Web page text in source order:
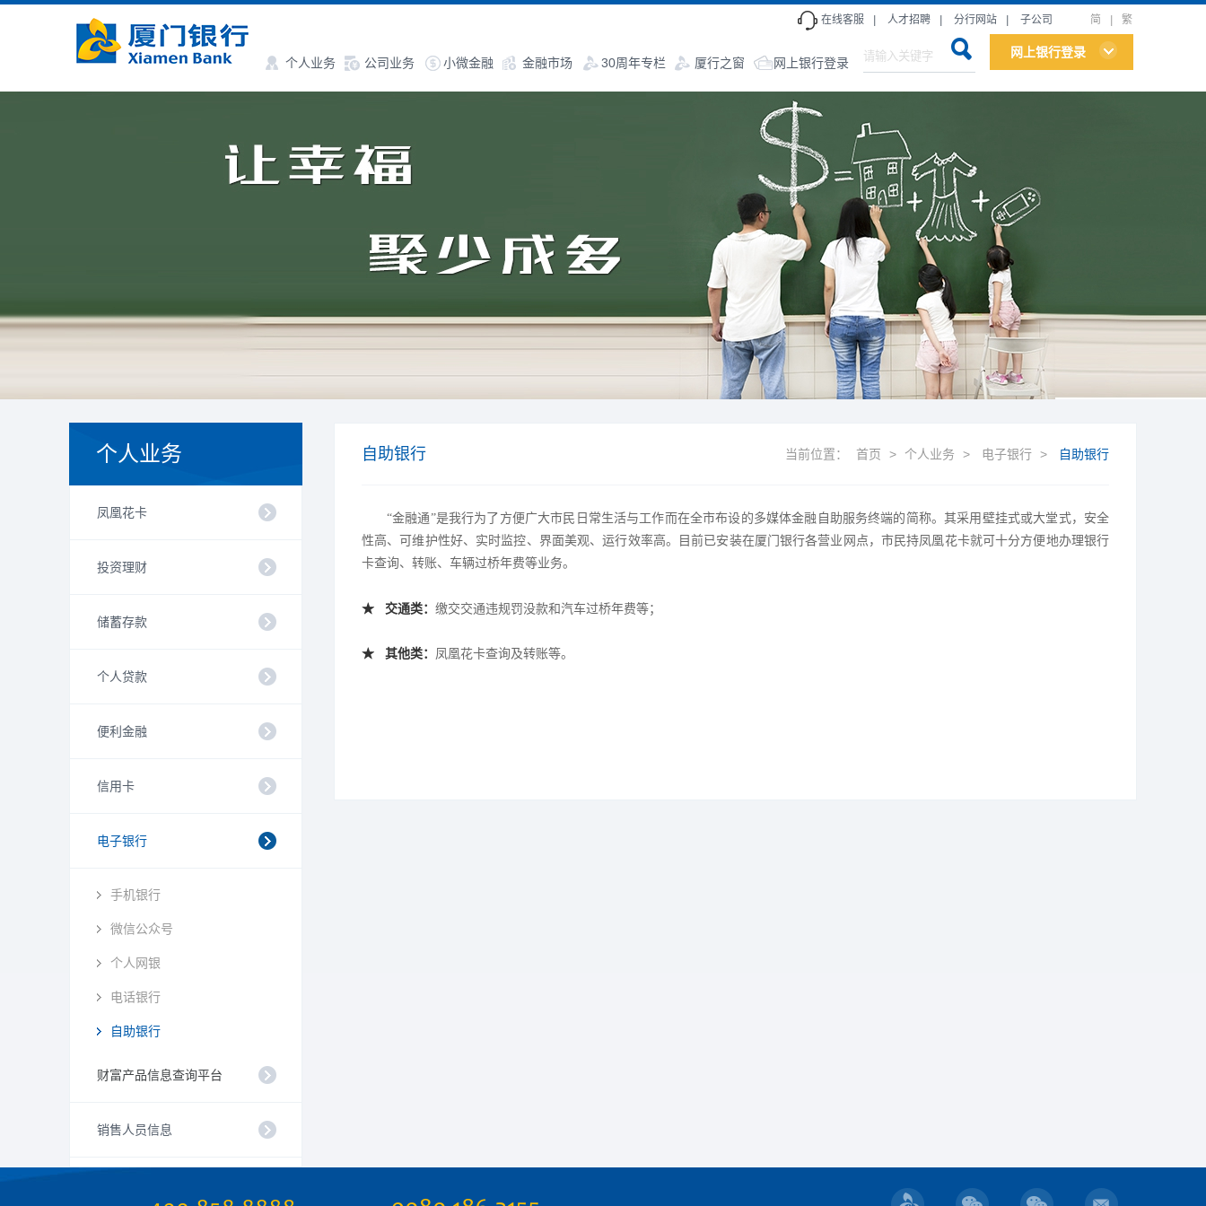
个人业务 公司业务 小微金融 金融市场 30周年专栏 厦行之窗 网上银行登录
网上银行登录
在线客服 人才招聘 分行网站 子公司 简 繁
个人业务
凤凰花卡
投资理财
储蓄存款
个人贷款
便利金融
信用卡
电子银行
手机银行
微信公众号
个人网银
电话银行
自助银行
财富产品信息查询平台
销售人员信息
自助银行 当前位置： 首页 > 个人业务 > 电子银行 > 自助银行
“金融通”是我行为了方便广大市民日常生活与工作而在全市布设的多媒体金融自助服务终端的简称。其采用壁挂式或大堂式，安全
性高、可维护性好、实时监控、界面美观、运行效率高。目前已安装在厦门银行各营业网点，市民持凤凰花卡就可十分方便地办理银行
卡查询、转账、车辆过桥年费等业务。
★ 交通类： 缴交交通违规罚没款和汽车过桥年费等；
★ 其他类： 凤凰花卡查询及转账等。